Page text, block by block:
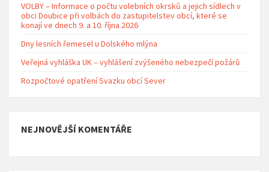
VOLBY – Informace o počtu volebních okrsků a jejich sídlech v
obci Doubice při volbách do zastupitelstev obcí, které se
konají ve dnech 9. a 10. října 2026
Dny lesních řemesel u Dolského mlýna
Veřejná vyhláška UK – vyhlášení zvýšeného nebezpečí požárů
Rozpočtové opatření Svazku obcí Sever
NEJNOVĚJŠÍ KOMENTÁŘE